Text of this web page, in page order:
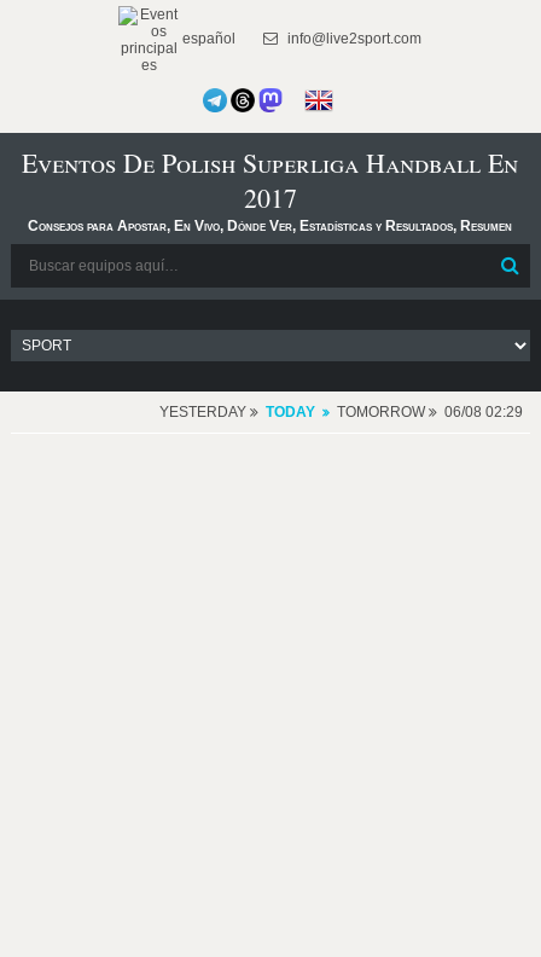
español info@live2sport.com
Eventos De Polish Superliga Handball En
2017
Consejos para Apostar, En Vivo, Dónde Ver, Estadísticas y Resultados, Resumen
YESTERDAY TODAY TOMORROW 06/08 02:29